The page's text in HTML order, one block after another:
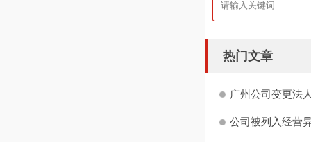
热门文章
广州公司变更法
公司被列入经营